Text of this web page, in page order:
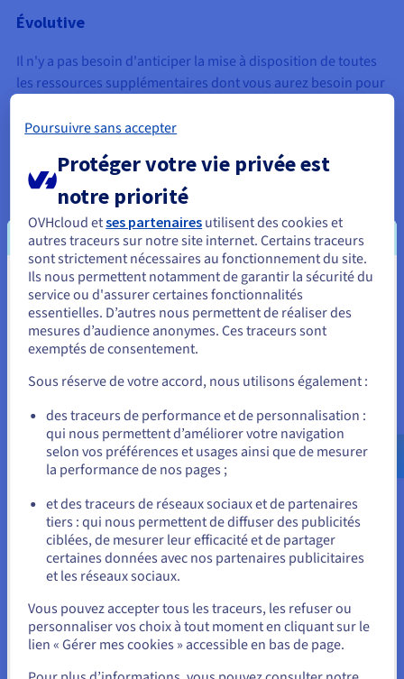
Évolutive
Il n'y a pas besoin d'anticiper la mise à disposition de toutes
les ressources supplémentaires dont vous aurez besoin pour
automatiser et orchestrer votre infrastructure en quelques
des interface que vous connaissez déjà.
Réversible et basé sur des standards
OVHcloud accorde une grande importance à la liberté de ses
utilisateurs. Lorsque vous nous confiez vos données, nous
vous garantissons que vous serez toujours en mesurede
récupérer viadesprotocoles standards, faciles à utiliser,
comme SCP ou rsync.
Polyvalent
Puisque vous avez accès au réseau privé L2 à faible latence
managé à n'importe quel autre service OVHcloud dont vous
pourriez avoir besoin. Du Public au Private Cloud en passant
par les serveurs bare metal, tout est possible pour l'injection
de données.
Souveraineté des données
Vous semblez être localisé en États-
Unis.
Pour commander, rendez-vous sur le site de votre pays (États-
Allez sur le site États-Unis
us.ovhcloud.com/
Anglais USD - $
ou
Rester sur le site actuel
Sélectionner un autre site web
Poursuivre sans accepter
Protéger votre vie privée est
notre priorité
OVHcloud etses partenaires utilisent des cookies et
autres traceurs sur notre site internet. Certains traceurs
sont strictement nécessaires au fonctionnement du site.
Ils nous permettent notamment de garantir la sécurité du
service ou d'assurer certaines fonctionnalités
essentielles. D’autres nous permettent de réaliser des
mesures d’audience anonymes. Ces traceurs sont
exemptés de consentement.
Sous réserve de votre accord, nous utilisons également :
des traceurs de performance et de personnalisation :
qui nous permettent d’améliorer votre navigation
selon vos préférences et usages ainsi que de mesurer
la performance de nos pages ;
et des traceurs de réseaux sociaux et de partenaires
tiers : qui nous permettent de diffuser des publicités
ciblées, de mesurer leur efficacité et de partager
certaines données avec nos partenaires publicitaires
et les réseaux sociaux.
Vous pouvez accepter tous les traceurs, les refuser ou
personnaliser vos choix à tout moment en cliquant sur le
lien « Gérer mes cookies » accessible en bas de page.